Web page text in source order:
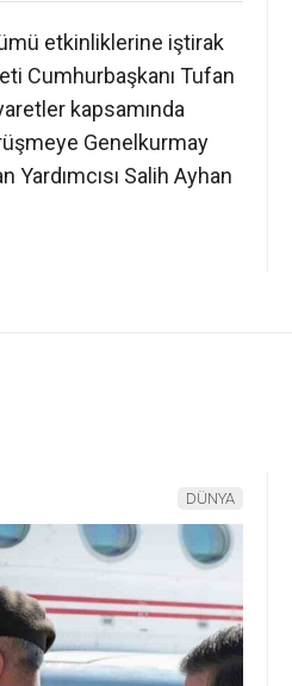
etkinliklerine iştirak
Cumhurbaşkanı Tufan
kapsamında
Genelkurmay
Salih Ayhan
DÜNYA